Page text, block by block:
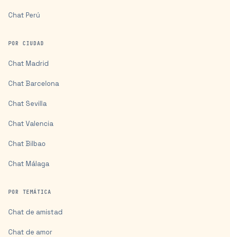
Chat Perú
POR CIUDAD
Chat Madrid
Chat Barcelona
Chat Sevilla
Chat Valencia
Chat Bilbao
Chat Málaga
POR TEMÁTICA
Chat de amistad
Chat de amor